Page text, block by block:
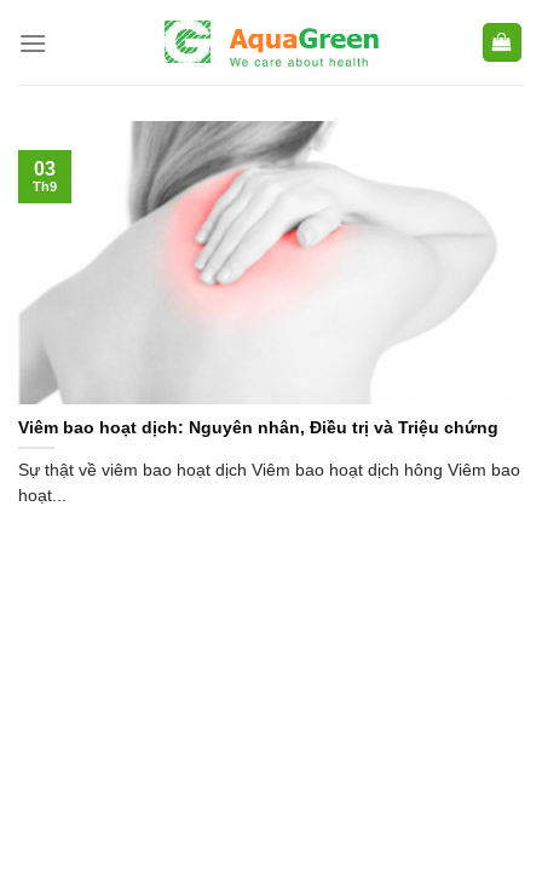
Viêm bao hoạt dịch: Nguyên nhân, Điều trị và Triệu chứng
Sự thật về viêm bao hoạt dịch Viêm bao hoạt dịch hông Viêm bao
hoạt...
03
Th9